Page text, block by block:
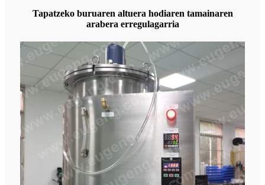
Tapatzeko buruaren altuera hodiaren tamainaren
arabera erregulagarria